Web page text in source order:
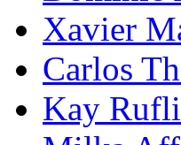
Xavier
Carlos
Kay